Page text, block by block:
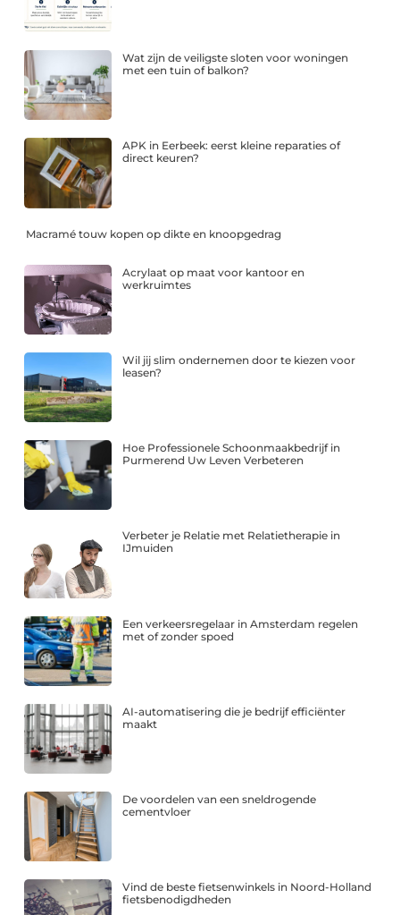
Wat zijn de veiligste sloten voor woningen
met een tuin of balkon?
APK in Eerbeek: eerst kleine reparaties of
direct keuren?
Macramé touw kopen op dikte en knoopgedrag
Acrylaat op maat voor kantoor en
werkruimtes
Wil jij slim ondernemen door te kiezen voor
leasen?
Hoe Professionele Schoonmaakbedrijf in
Purmerend Uw Leven Verbeteren
Verbeter je Relatie met Relatietherapie in
IJmuiden
Een verkeersregelaar in Amsterdam regelen
met of zonder spoed
AI-automatisering die je bedrijf efficiënter
maakt
De voordelen van een sneldrogende
cementvloer
Vind de beste fietsenwinkels in Noord-Holland
fietsbenodigdheden